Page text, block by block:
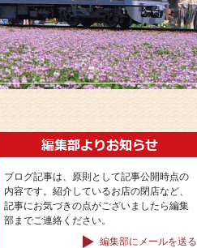
ブログ記事は、原則として記事公開時点の
内容です。紹介しているお店の閉店など、
記事にお気づきの点がございましたら編集
部までご連絡ください。
編集部にメールを送る